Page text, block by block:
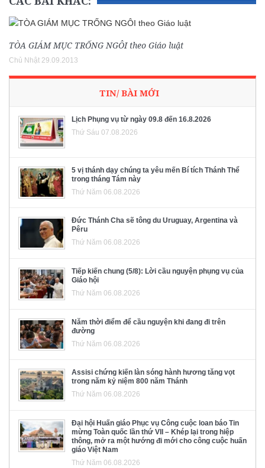
TÒA GIÁM MỤC TRỐNG NGÔI theo Giáo luật
Chủ Nhật 29.09.2013
TIN/ BÀI MỚI
Lịch Phụng vụ từ ngày 09.8 đến 16.8.2026
Thứ Sáu 07.08.2026
5 vị thánh dạy chúng ta yêu mến Bí tích Thánh Thể
trong tháng Tám này
Thứ Năm 06.08.2026
Đức Thánh Cha sẽ tông du Uruguay, Argentina và
Pêru
Thứ Năm 06.08.2026
Tiếp kiến chung (5/8): Lời cầu nguyện phụng vụ của
Giáo hội
Thứ Năm 06.08.2026
Năm thời điểm để cầu nguyện khi đang đi trên
đường
Thứ Năm 06.08.2026
Assisi chứng kiến làn sóng hành hương tăng vọt
trong năm kỷ niệm 800 năm Thánh
Thứ Năm 06.08.2026
Đại hội Huấn giáo Phục vụ Công cuộc loan báo Tin
mừng Toàn quốc lần thứ VII – Khép lại trong hiệp
thông, mở ra một hướng đi mới cho công cuộc huấn
giáo Việt Nam
Thứ Năm 06.08.2026